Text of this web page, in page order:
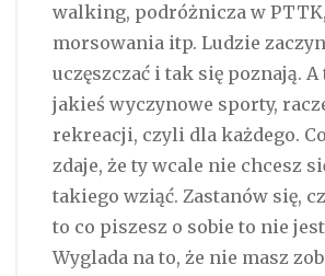
walking, podróżnicza w PTTK,
morsowania itp. Ludzie
uczęszczać i tak się poznają. A
jakieś wyczynowe sporty,
rekreacji, czyli dla każdego.
zdaje, że ty wcale nie chcesz
takiego wziąć. Zastanów się,
to co piszesz o sobie to nie
Wyglada na to, że nie masz